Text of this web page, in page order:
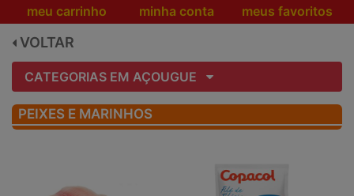
meu carrinho minha conta meus favoritos
VOLTAR
CATEGORIAS EM AÇOUGUE
PEIXES E MARINHOS